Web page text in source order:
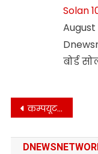
Solan
August
बोर्ड
Post
navigation
कम्पयूटर प्रशिक्षण हेतु आवेदन 5 अप्रैल तक